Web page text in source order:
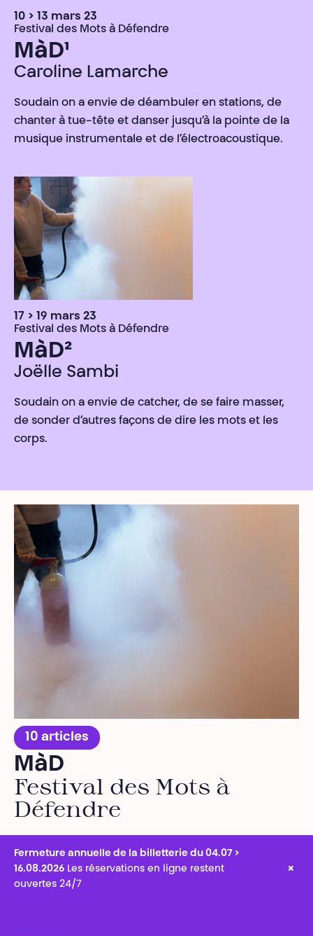
10 > 13 mars 23
Festival des Mots à Défendre
MàD¹
Caroline Lamarche
Soudain on a envie de déambuler en stations, de
chanter à tue-tête et danser jusqu’à la pointe de la
musique instrumentale et de l’électroacoustique.
17 > 19 mars 23
Festival des Mots à Défendre
MàD²
Joëlle Sambi
Soudain on a envie de catcher, de se faire masser,
de sonder d’autres façons de dire les mots et les
corps.
10 articles
MàD
Festival des Mots à
Défendre
Fermeture annuelle de la billetterie du 04.07 >
16.08.2026 Les réservations en ligne restent
ouvertes 24/7
×